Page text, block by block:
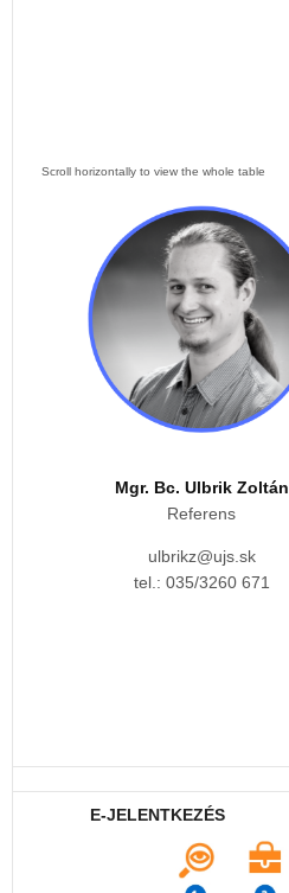
Mgr. Bc. Ulbrik Zoltán
Referens
tel.: 035/3260 671
E-JELENTKEZÉS